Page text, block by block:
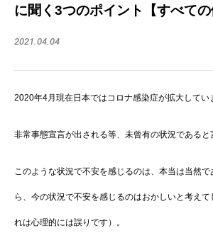
に聞く3つのポイント【すべての
2021.04.04
2020年4月現在日本ではコロナ感染症が拡大してい
非常事態宣言が出される等、未曾有の状況であると
このような状況で不安を感じるのは、本当は当然
ら、今の状況で不安を感じるのはおかしいと考え
れは心理的には誤りです）。